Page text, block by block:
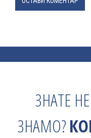
ЗНАТЕ
ЗНАМО?